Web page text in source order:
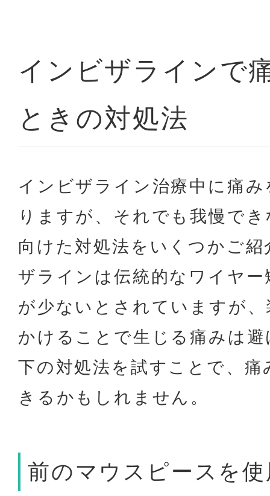
インビザラインで
ときの対処法
インビザライン治療中に痛
りますが、それでも我慢で
向けた対処法をいくつかご
ザラインは伝統的なワイヤ
が少ないとされていますが
かけることで生じる痛みは
下の対処法を試すことで、
きるかもしれません。
前のマウスピースを